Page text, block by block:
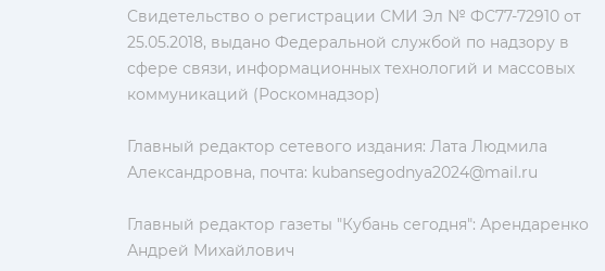
Свидетельство о регистрации СМИ Эл № ФС77-72910 от
25.05.2018, выдано Федеральной службой по надзору в
сфере связи, информационных технологий и массовых
коммуникаций (Роскомнадзор)
Главный редактор сетевого издания: Лата Людмила
Александровна, почта: kubansegodnya2024@mail.ru
Главный редактор газеты "Кубань сегодня": Арендаренко
Андрей Михайлович